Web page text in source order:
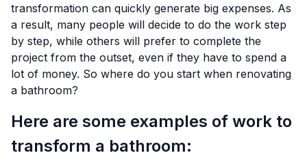
transformation can quickly generate big expenses. As
a result, many people will decide to do the work step
by step, while others will prefer to complete the
project from the outset, even if they have to spend a
lot of money. So where do you start when renovating
a bathroom?
Here are some examples of work to
transform a bathroom: